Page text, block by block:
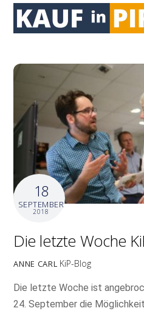
Skip
18
SEPTEMBER
2018
Die letzte Woche
ANNE CARL KiP-Blog
Die letzte Woche ist
24. September die